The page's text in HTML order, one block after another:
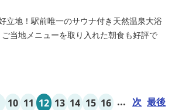
立地！駅前唯一のサウナ付き天然温泉大浴
当地メニューを取り入れた朝食も好評で
10 11 12 13 14 15 16 ... 次 最後